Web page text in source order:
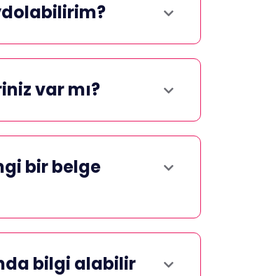
var mı?
bir belge
bilgi alabilir